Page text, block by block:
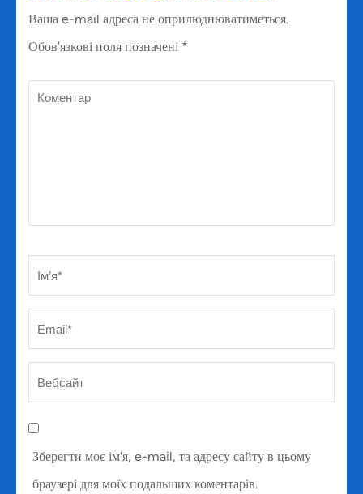
Ваша e-mail адреса не оприлюднюватиметься.
Обов’язкові поля позначені *
Коментар
Ім’я *
Зберегти моє ім'я, e-mail, та адресу сайту в цьому
браузері для моїх подальших коментарів.